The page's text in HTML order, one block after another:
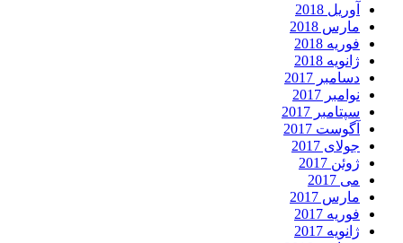
آوریل 2018
مارس 2018
فوریه 2018
ژانویه 2018
دسامبر 2017
نوامبر 2017
سپتامبر 2017
آگوست 2017
جولای 2017
ژوئن 2017
می 2017
مارس 2017
فوریه 2017
ژانویه 2017